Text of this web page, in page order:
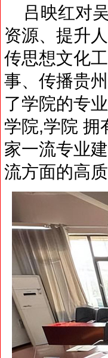
吕映红对吴
资源、提升
传思想文化
事、传播贵
了学院的专
学院,学院 拥
家一流专业
流方面的高质